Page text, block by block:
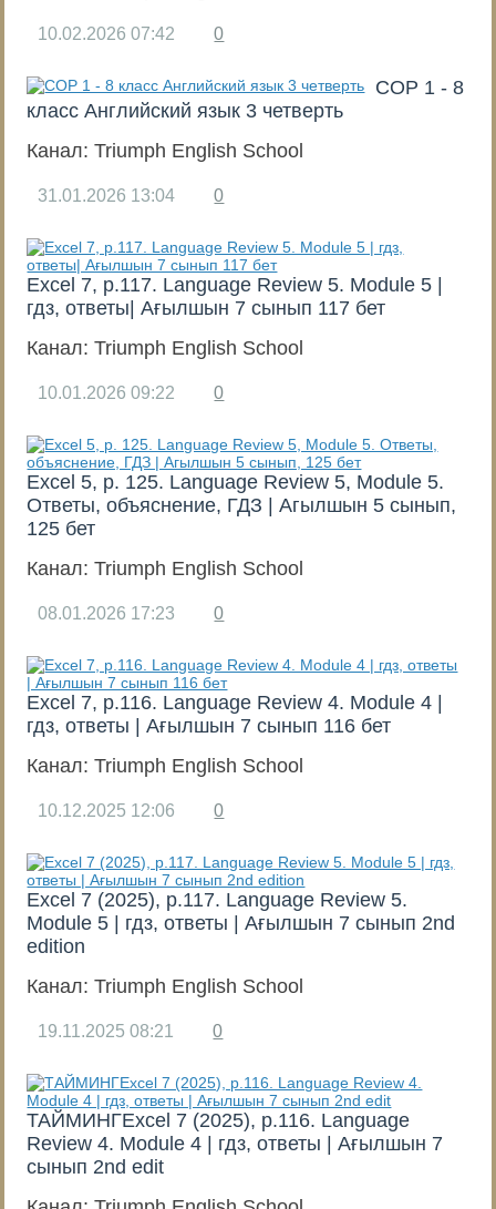
10.02.2026 07:42 0
СОР 1 - 8
класс Английский язык 3 четверть
Канал:Triumph English School
31.01.2026 13:04 0
Excel 7, p.117. Language Review 5. Module 5 |
гдз, ответы| Ағылшын 7 сынып 117 бет
Канал:Triumph English School
10.01.2026 09:22 0
Excel 5, p. 125. Language Review 5, Module 5.
Ответы, объяснение, ГДЗ | Агылшын 5 сынып,
125 бет
Канал:Triumph English School
08.01.2026 17:23 0
Excel 7, p.116. Language Review 4. Module 4 |
гдз, ответы | Ағылшын 7 сынып 116 бет
Канал:Triumph English School
10.12.2025 12:06 0
Excel 7 (2025), p.117. Language Review 5.
Module 5 | гдз, ответы | Ағылшын 7 сынып 2nd
edition
Канал:Triumph English School
19.11.2025 08:21 0
ТАЙМИНГExcel 7 (2025), p.116. Language
Review 4. Module 4 | гдз, ответы | Ағылшын 7
сынып 2nd edit